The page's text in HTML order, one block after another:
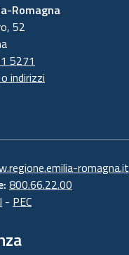
Romagna
52
5271
indirizzi
800.66.22.00
- PEC